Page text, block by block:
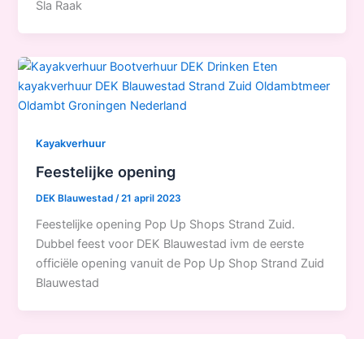
Sla Raak
Kayakverhuur
Feestelijke opening
DEK Blauwestad /21 april 2023
Feestelijke opening Pop Up Shops Strand Zuid.
Dubbel feest voor DEK Blauwestad ivm de eerste
officiële opening vanuit de Pop Up Shop Strand Zuid
Blauwestad